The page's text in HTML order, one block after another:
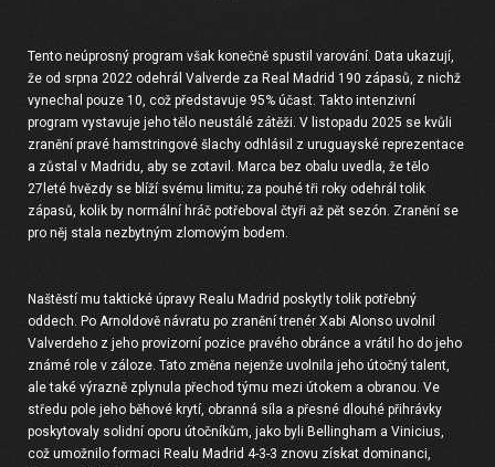
Tento neúprosný program však konečně spustil varování. Data ukazují,
že od srpna 2022 odehrál Valverde za Real Madrid 190 zápasů, z nichž
vynechal pouze 10, což představuje 95% účast. Takto intenzivní
program vystavuje jeho tělo neustálé zátěži. V listopadu 2025 se kvůli
zranění pravé hamstringové šlachy odhlásil z uruguayské reprezentace
a zůstal v Madridu, aby se zotavil. Marca bez obalu uvedla, že tělo
27leté hvězdy se blíží svému limitu; za pouhé tři roky odehrál tolik
zápasů, kolik by normální hráč potřeboval čtyři až pět sezón. Zranění se
pro něj stala nezbytným zlomovým bodem.
Naštěstí mu taktické úpravy Realu Madrid poskytly tolik potřebný
oddech. Po Arnoldově návratu po zranění trenér Xabi Alonso uvolnil
Valverdeho z jeho provizorní pozice pravého obránce a vrátil ho do jeho
známé role v záloze. Tato změna nejenže uvolnila jeho útočný talent,
ale také výrazně zplynula přechod týmu mezi útokem a obranou. Ve
středu pole jeho běhové krytí, obranná síla a přesné dlouhé přihrávky
poskytovaly solidní oporu útočníkům, jako byli Bellingham a Vinicius,
což umožnilo formaci Realu Madrid 4-3-3 znovu získat dominanci,